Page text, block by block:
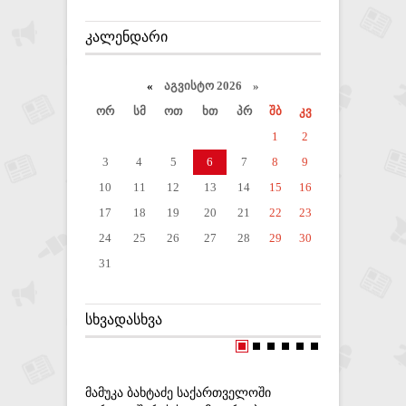
ᲙᲐᲚᲔᲜᲓᲐᲠᲘ
« აგვისტო 2026 »
ორ
სმ ოთ ხთ პრ შბ
კვ
1
2
3
4 5 6 7 8
9
10
11 12 13 14 15
16
17
18 19 20 21 22
23
24
25 26 27 28 29
30
31
ᲡᲮᲕᲐᲓᲐᲡᲮᲕᲐ
ᲛᲐᲛᲣᲙᲐ ᲑᲐᲮᲢᲐᲫᲔ ᲡᲐᲥᲐᲠᲗᲕᲔᲚᲝᲨᲘ